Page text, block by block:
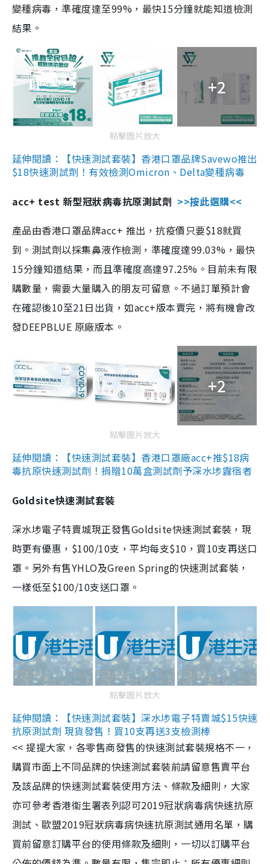
變種病毒，準確度達至99%，最快15分鐘就能知道檢測
結果。
+2
點擊圖片放大
延伸閱讀：【快速測試套裝】香港口罩品牌Savewo推出
$18快速測試劑！有效檢測Omicron、Delta變種病毒
acc+ test 新型冠狀病毒抗原測試劑 >>按此選購<<
產品由香港口罩品牌acc+ 推出，抗疫價只要$18就買
到。測試劑以採集鼻液作檢測，準確度達99.03%，最快
15分鐘知道結果，而且準確度高達97.25%。目前未有限
購數量，需要大量購入的朋友可留意。不過訂單預計會
在確認後10至21日出貨，如acc+版本賣完，將有機會改
發DEEPBLUE 原廠版本。
+2
點擊圖片放大
延伸閱讀：【快速測試套裝】香港口罩廠acc+推$18病
毒抗原快速測試劑！捐贈10萬盒測試劑予深水埗露宿者
Goldsite快速測試套裝
深水埗電子特賣城現正發售Goldsite快速測試套裝，現
時更有優惠，$100/10支，平均每支$10，買10支再送口
罩。另外有售YHLO及Green Spring的快速測試套裝，
一樣低至$100/10支送口罩。
點擊圖片放大
延伸閱讀：【快速測試套裝】深水埗電子特賣城$15快速
抗原測試劑 現貨發售！買10支再送3支檢測棒
<< 提提大家，各零售商發售的快速測試套裝規格不一，
購買市面上不同品牌的快速測試套裝前請留意售賣平台
及該品牌的快速測試套裝使用方法、條款及細則，大家
亦可參考香港衞生署表列認可2019冠狀病毒病快速抗原
測試、歐盟2019冠狀病毒病快速抗原測試通用名單，購
買前留意訂購平台的使用條款及細則，一切以訂購平台